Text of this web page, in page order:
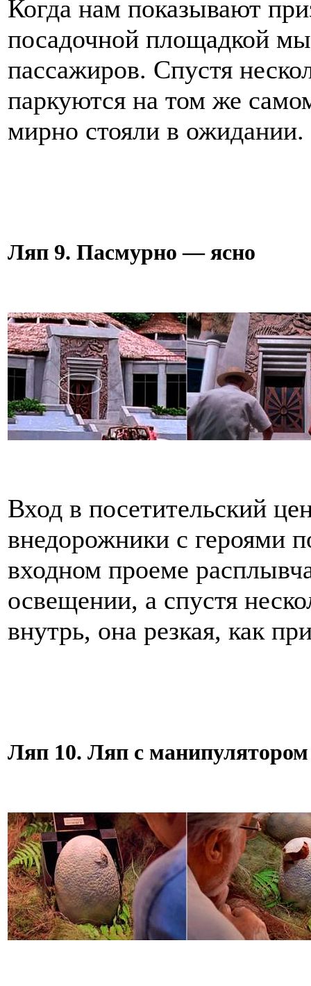
Когда нам показывают
посадочной площадкой
пассажиров. Спустя
паркуются на том же
мирно стояли в ожидании.
Ляп 9. Пасмурно — ясно
Вход в посетительский
внедорожники с героями
входном проеме
освещении, а спустя
внутрь, она резкая, как
Ляп 10. Ляп с манипулятором